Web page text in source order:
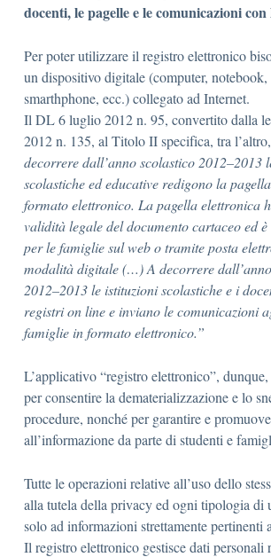
docenti, lepagelle e le comunicazioni
Per poter utilizzare il registro elettronico
un dispositivo digitale (computer, notebook,
smarthphone, ecc.) collegato ad Internet.
Il DL 6 luglio 2012 n. 95, convertitodalla le
2012n. 135, al TitoloIIspecifica, tra l’altr
decorrere dall’annoscolastico 2012–2013l
scolastiche ededucative redigonola pagella
formatoelettronico. La pagella elettronicah
validitàlegaledel documento cartaceoed è
perlefamiglie sulwebotramite postaelettr
modalitàdigitale (…)A decorrere dall’anno
2012–2013le istituzioniscolastiche e idoce
registrion line e invianolecomunicazionia
famiglie informato elettronico.”
L’applicativo “registro elettronico”, dunque,
per consentirela dematerializzazione elo
procedure, nonchéper garantire epromuove
all’informazione da partedi studenti efamig
Tutte le operazioni relative all’uso dello
alla tutela della privacy ed ogni tipologia di
solo ad informazioni strettamente pertinenti
Il registro elettronico gestisce dati personali